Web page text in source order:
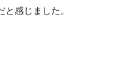
感じました。